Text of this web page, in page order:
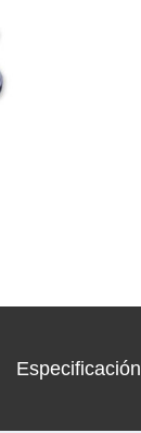
Especificación